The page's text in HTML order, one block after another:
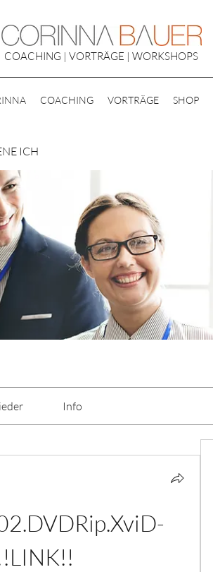
COACHING | VORTRÄGE | WORKSHOPS
ICH
Info
COACHING VORTRÄGE SHOP